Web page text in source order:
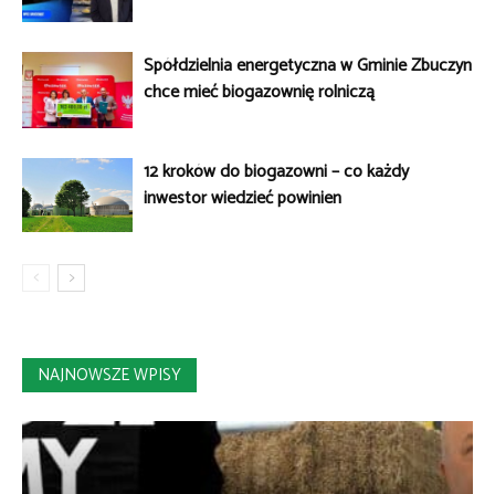
Spółdzielnia energetyczna w Gminie Zbuczyn
chce mieć biogazownię rolniczą
12 kroków do biogazowni – co każdy
inwestor wiedzieć powinien
NAJNOWSZE WPISY